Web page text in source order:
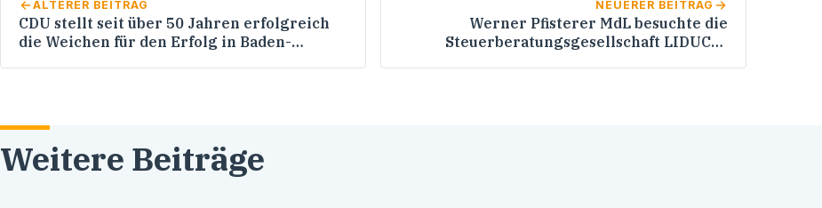
ÄLTERER BEITRAG
CDU stellt seit über 50 Jahren erfolgreich
die Weichen für den Erfolg in Baden-
NEUERER BEITRAG
Werner Pfisterer MdL besuchte die
Steuerberatungsgesellschaft LIDUCIA
Weitere Beiträge